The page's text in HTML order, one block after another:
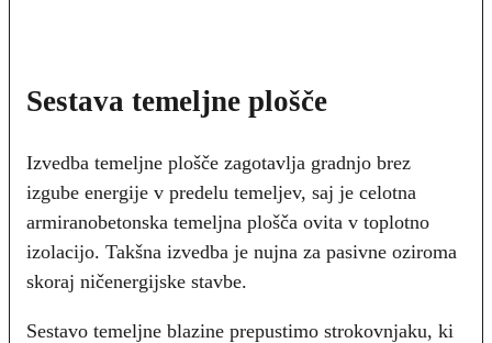
Sestava temeljne plošče
Izvedba temeljne plošče zagotavlja gradnjo brez
izgube energije v predelu temeljev, saj je celotna
armiranobetonska temeljna plošča ovita v toplotno
izolacijo. Takšna izvedba je nujna za pasivne oziroma
skoraj ničenergijske stavbe.
Sestavo temeljne blazine prepustimo strokovnjaku, ki